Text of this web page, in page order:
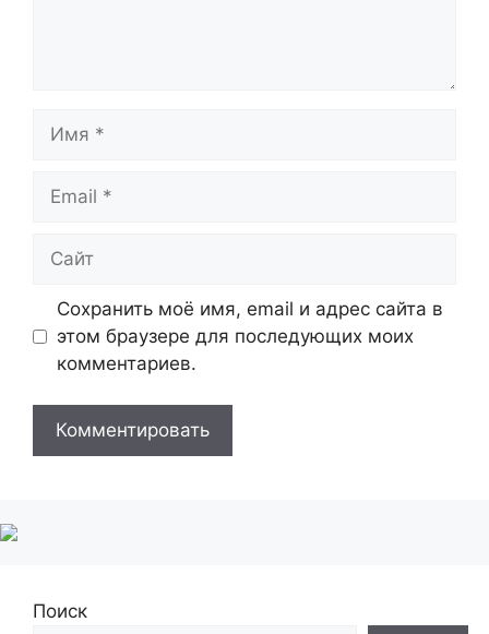
Сохранить моё имя, email и адрес сайта в
этом браузере для последующих моих
комментариев.
Поиск